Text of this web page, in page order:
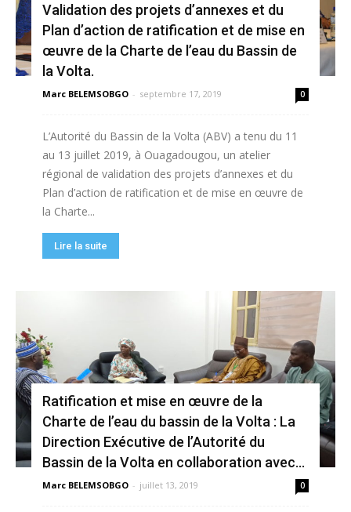
Validation des projets d’annexes et du
Plan d’action de ratification et de mise en
œuvre de la Charte de l’eau du Bassin de
la Volta.
Marc BELEMSOBGO - septembre 17, 2019 0
L’Autorité du Bassin de la Volta (ABV) a tenu du 11
au 13 juillet 2019, à Ouagadougou, un atelier
régional de validation des projets d’annexes et du
Plan d’action de ratification et de mise en œuvre de
la Charte...
Lire la suite
Ratification et mise en œuvre de la
Charte de l’eau du bassin de la Volta : La
Direction Exécutive de l’Autorité du
Bassin de la Volta en collaboration avec...
Marc BELEMSOBGO - juillet 13, 2019 0